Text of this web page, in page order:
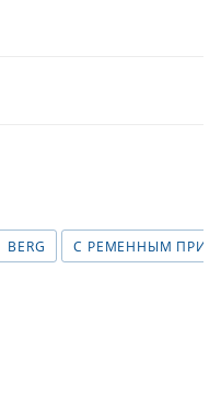
BERG С РЕМЕННЫМ